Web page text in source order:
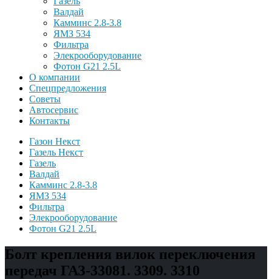
Валдай
Камминс 2.8-3.8
ЯМЗ 534
Фильтра
Элекрооборудование
Фотон G21 2.5L
О компании
Спецпредложения
Советы
Автосервис
Контакты
Газон Некст
Газель Некст
Газель
Валдай
Камминс 2.8-3.8
ЯМЗ 534
Фильтра
Элекрооборудование
Фотон G21 2.5L
Болт крепления вилок переключения
передач ГАЗ-33081. 3309. 3310